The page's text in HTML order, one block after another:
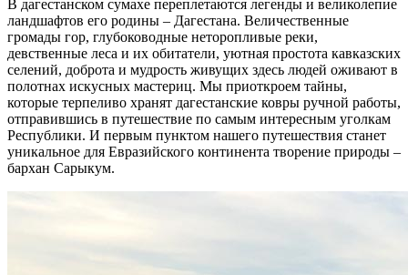
В дагестанском сумахе переплетаются легенды и великолепие
ландшафтов его родины – Дагестана. Величественные
громады гор, глубоководные неторопливые реки,
девственные леса и их обитатели, уютная простота кавказских
селений, доброта и мудрость живущих здесь людей оживают в
полотнах искусных мастериц. Мы приоткроем тайны,
которые терпеливо хранят дагестанские ковры ручной работы,
отправившись в путешествие по самым интересным уголкам
Республики. И первым пунктом нашего путешествия станет
уникальное для Евразийского континента творение природы –
бархан Сарыкум.